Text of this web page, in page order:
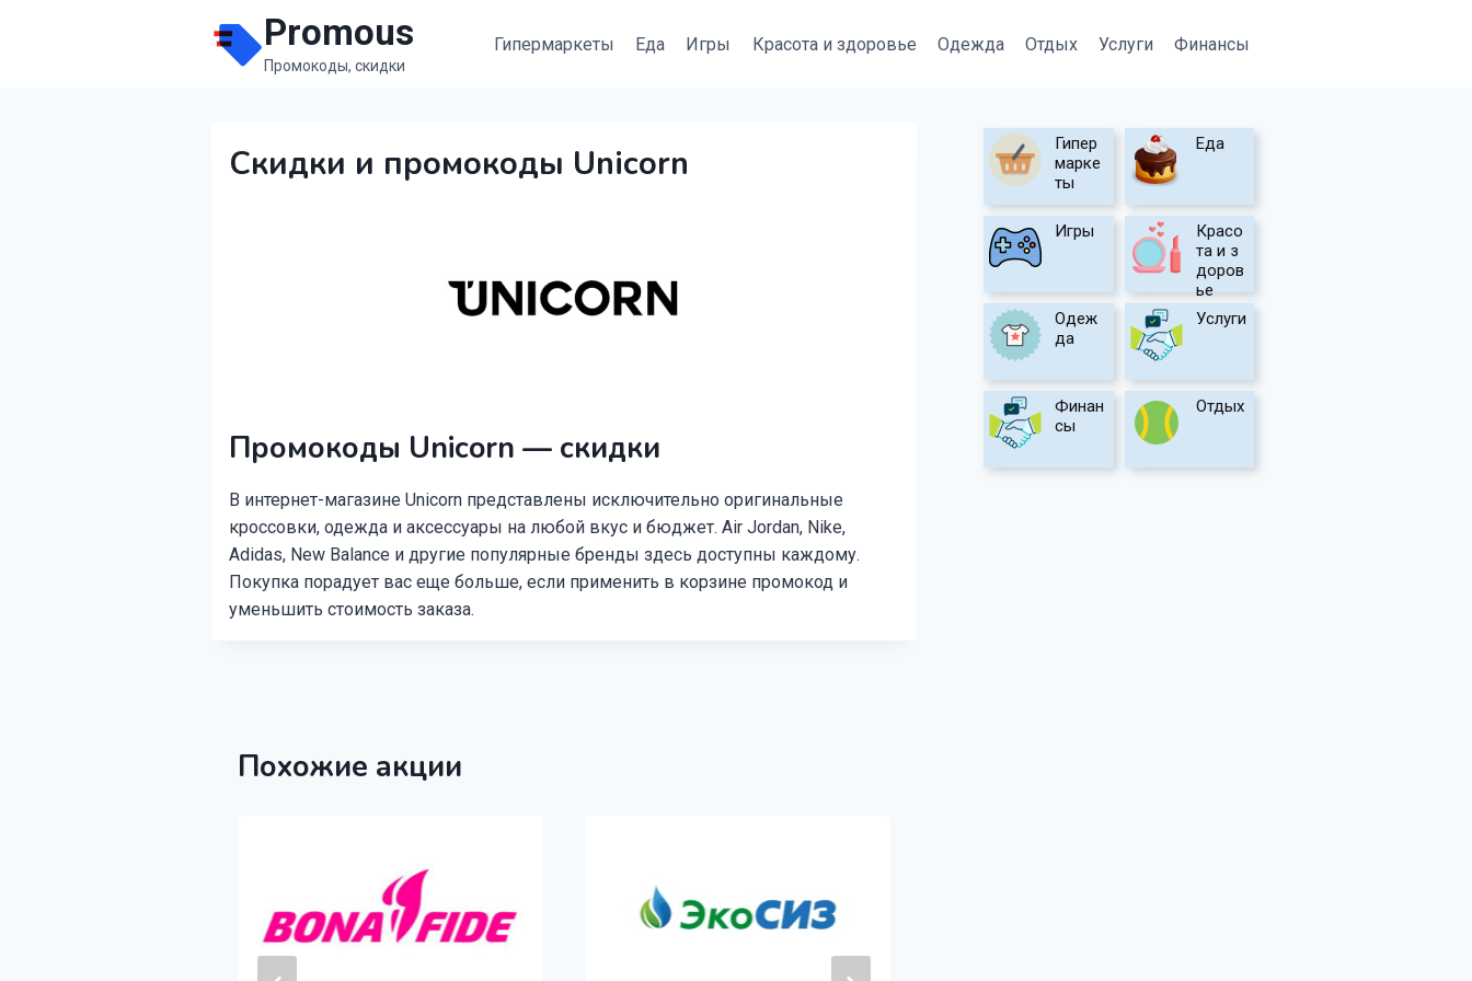
Promous
Промокоды, скидки
Гипермаркеты Еда Игры Красота и здоровье Одежда Отдых Услуги Финансы
Скидки и промокоды Unicorn
Промокоды Unicorn — скидки
В интернет-магазине Unicorn представлены исключительно оригинальные
кроссовки, одежда и аксессуары на любой вкус и бюджет. Air Jordan, Nike,
Adidas, New Balance и другие популярные бренды здесь доступны каждому.
Покупка порадует вас еще больше, если применить в корзине промокод и
уменьшить стоимость заказа.
Похожие акции
Гипер
марке
ты
Еда
Игры
Красо
та и з
доров
ье
Одеж
да
Услуги
Финан
сы
Отдых